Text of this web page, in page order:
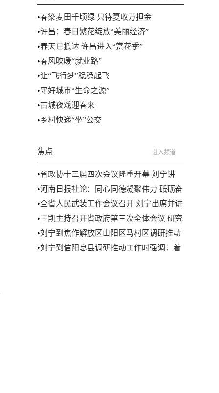
•春染麦田千顷绿 只待夏收万担金
•许昌：春日繁花绽放“美丽经济”
•春天已抵达 许昌进入“赏花季”
•春风吹暖“就业路”
•让“飞行梦”稳稳起飞
•守好城市“生命之源”
•古城夜戏迎春来
•乡村快递“坐”公交
焦点 进入频道
•省政协十三届四次会议隆重开幕 刘宁讲
话 王凯等到会祝贺 孔昌生作政协常委会工
作报告
•河南日报社论：同心同德凝聚伟力 砥砺奋
进开创未来——热烈祝贺省政协十三届四
次会议开幕
•全省人民武装工作会议召开 刘宁出席并讲
话
•王凯主持召开省政府第三次全体会议 研究
讨论政府工作报告
•刘宁到焦作解放区山阳区马村区调研推动
工作时强调 加快资源型城市产业转型升级
•刘宁到信阳息县调研推动工作时强调：着